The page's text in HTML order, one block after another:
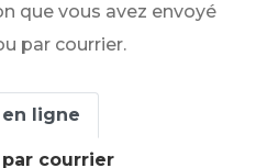
que vous avez envoyé
par courrier.
ligne
courrier